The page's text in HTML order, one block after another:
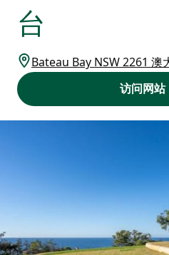
台
Bateau Bay NSW 2261 澳
访问网站